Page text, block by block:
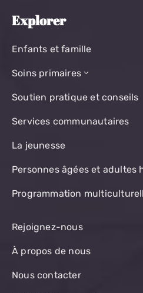
Explorer
Enfants et famille
Soins primaires
Soutien pratique et conseils
Services communautaires
La jeunesse
Personnes âgées et adultes
Programmation
Rejoignez-nous
À propos de nous
Nous contacter